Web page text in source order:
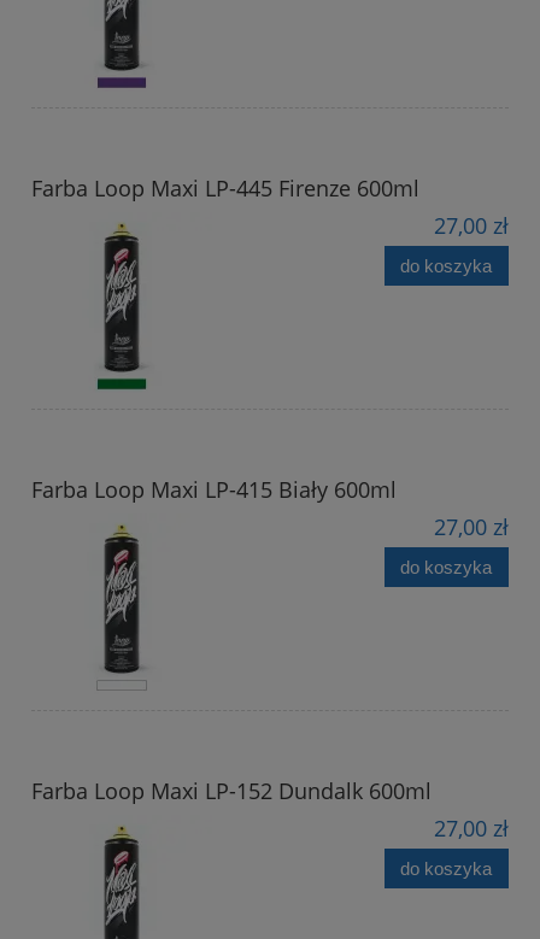
Farba Loop Maxi LP-445 Firenze 600ml
27,00 zł
do koszyka
Farba Loop Maxi LP-415 Biały 600ml
27,00 zł
do koszyka
Farba Loop Maxi LP-152 Dundalk 600ml
27,00 zł
do koszyka